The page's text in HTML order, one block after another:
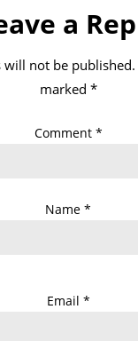
a
will not be published.
marked *
Comment *
Name *
Email *